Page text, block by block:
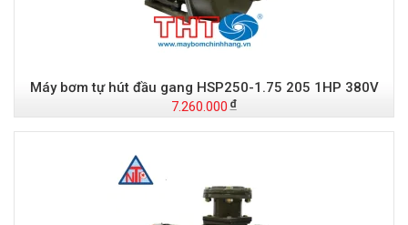
Máy bơm tự hút đầu gang HSP250-1.75 205 1HP 380V
7.260.000